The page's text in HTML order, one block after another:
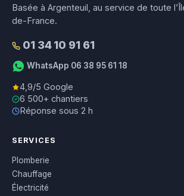
Basée à Argenteuil, au service de toute
de-France.
01 34 10 91 61
WhatsApp 06 38 95 61 18
4,9/5 Google
6 500+ chantiers
Réponse sous 2 h
SERVICES
Plomberie
Chauffage
Électricité